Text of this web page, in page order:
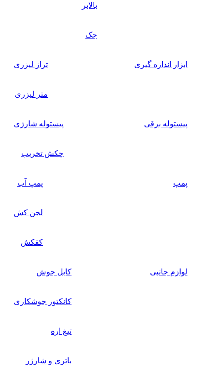
بالابر
جک
ابزار اندازه گیری تراز لیزری
متر لیزری
پیستوله برقی پیستوله شارژی
چکش تخریب
پمپ پمپ آب
لجن کش
کفکش
لوازم جانبی کابل جوش
کانکتور جوشکاری
تیغ اره
باتری و شارژر